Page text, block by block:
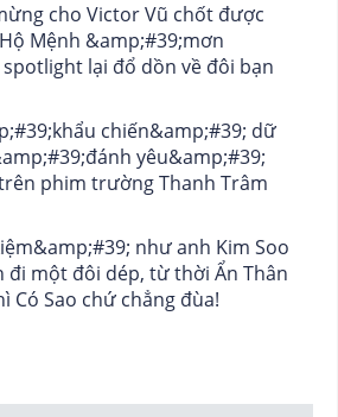
cho Victor Vũ chốt được
Mệnh &amp;#39;mơn
lại đổ dồn về đôi bạn
chiến&amp;#39; dữ
yêu&amp;#39;
phim trường Thanh Trâm
như anh Kim Soo
đi một đôi dép, từ thời Ẩn Thân
Có Sao chứ chẳng đùa!